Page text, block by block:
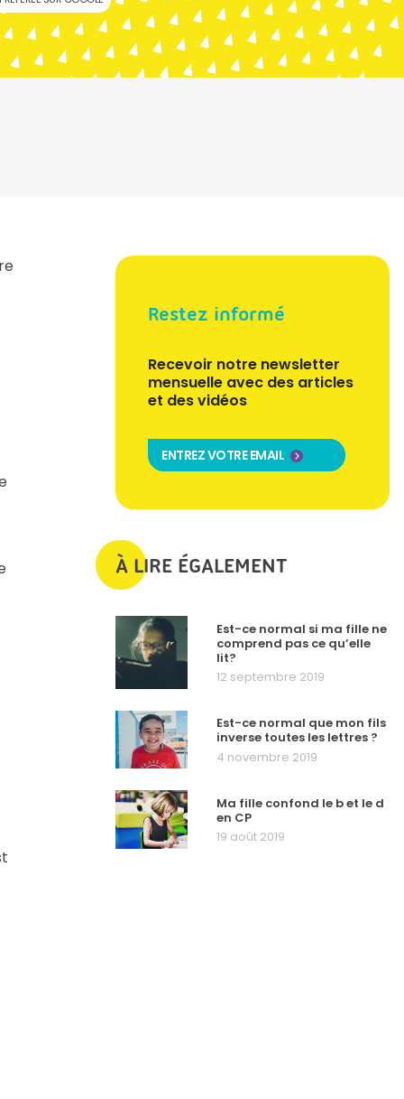
Restez informé
Recevoir notre newsletter
mensuelle avec des articles
et des vidéos
ENTREZ VOTRE EMAIL
À LIRE ÉGALEMENT
Est-ce normal si ma fille ne
comprend pas ce qu’elle
lit?
12 septembre 2019
Est-ce normal que mon fils
inverse toutes les lettres ?
4 novembre 2019
Ma fille confond le b et le d
en CP
19 août 2019